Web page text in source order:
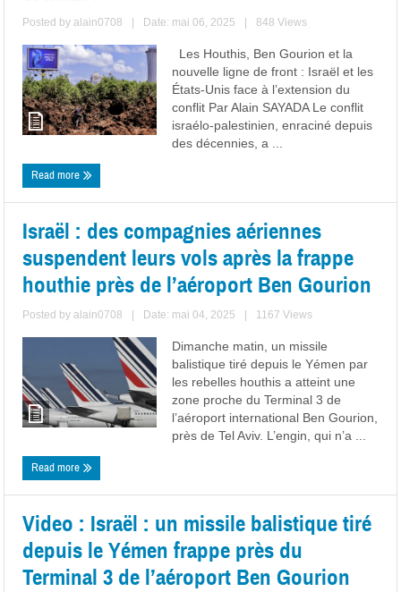
Posted byalain0708 Date: mai 06, 2025 848 Views
Les Houthis, Ben Gourion et la
nouvelle ligne de front : Israël et les
États-Unis face à l’extension du
conflit Par Alain SAYADA Le conflit
israélo-palestinien, enraciné depuis
des décennies, a ...
Read more
Israël : des compagnies aériennes
suspendent leurs vols après la frappe
houthie près de l’aéroport Ben Gourion
Posted byalain0708 Date: mai 04, 2025 1167 Views
Dimanche matin, un missile
balistique tiré depuis le Yémen par
les rebelles houthis a atteint une
zone proche du Terminal 3 de
l’aéroport international Ben Gourion,
près de Tel Aviv. L’engin, qui n’a ...
Read more
Video : Israël : un missile balistique tiré
depuis le Yémen frappe près du
Terminal 3 de l’aéroport Ben Gourion